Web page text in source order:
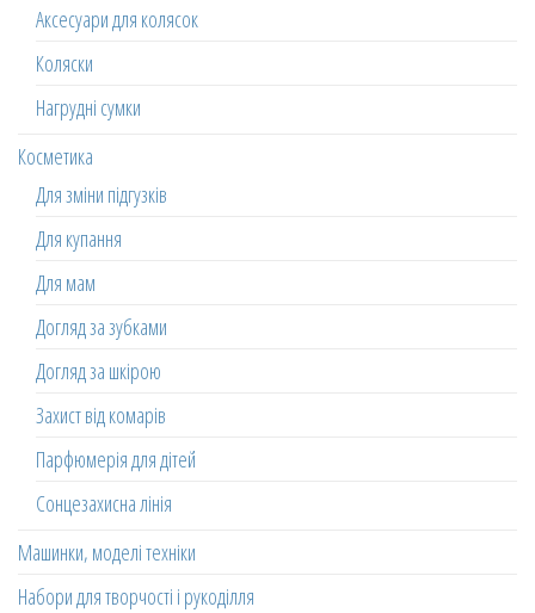
Аксесуари для колясок
Коляски
Нагрудні сумки
Косметика
Для зміни підгузків
Для купання
Для мам
Догляд за зубками
Догляд за шкірою
Захист від комарів
Парфюмерія для дітей
Сонцезахисна лінія
Машинки, моделі техніки
Набори для творчості і рукоділля